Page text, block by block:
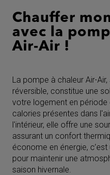
Chauffer
avec la
Air-Air !
La pompe à chaleur Air-
réversible, constitue une
votre logement en période
calories présentes dans
l'intérieur, elle offre une
assurant un confort
économe en énergie,
pour maintenir une
saison hivernale.